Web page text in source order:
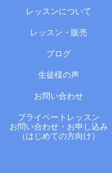
レッスンについて
レッスン・販売
ブログ
生徒様の声
お問い合わせ
プライベートレッスン
お問い合わせ・お申し込み
（はじめての方向け）